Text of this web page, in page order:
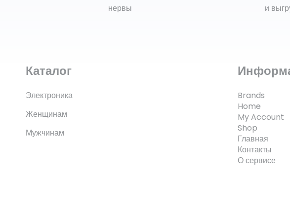
нервы
и
Каталог
Электроника
Женщинам
Мужчинам
Brands
Home
My Account
Shop
Главная
Контакты
О сервисе